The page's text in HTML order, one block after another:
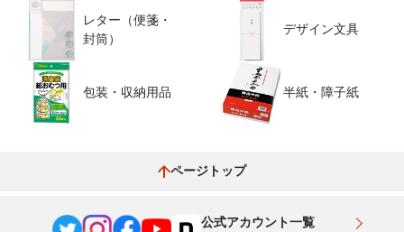
レター（便箋・
封筒）
デザイン文具
包装・収納用品 半紙・障子紙
ページトップ
公式アカウント一覧